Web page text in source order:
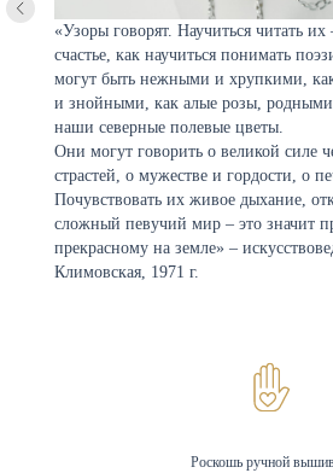
«Узоры говорят. Научиться читать их
счастье, как научиться понимать
могут быть нежными и хрупкими,
и знойными, как алые розы,
наши северные полевые цветы.
Они могут говорить о великой силе
страстей, о мужестве и гордости, о
Почувствовать их живое дыхание,
сложный певучий мир – это значит
прекрасному на земле» –
Климовская, 1971 г.
Роскошь ручной